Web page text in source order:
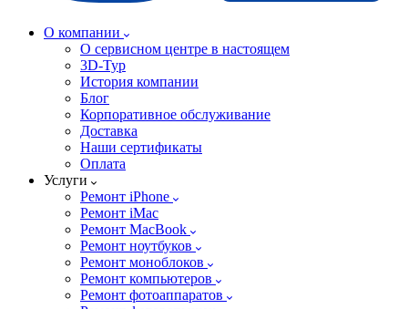
О компании
О сервисном центре в настоящем
3D-Тур
История компании
Блог
Корпоративное обслуживание
Доставка
Наши сертификаты
Оплата
Услуги
Ремонт iPhone
Ремонт iMac
Ремонт MacBook
Ремонт ноутбуков
Ремонт моноблоков
Ремонт компьютеров
Ремонт фотоаппаратов